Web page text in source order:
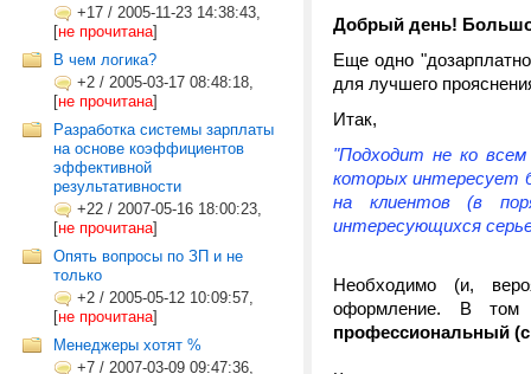
+17 / 2005-11-23 14:38:43,
[не прочитана]
В чем логика?
+2 / 2005-03-17 08:48:18,
[не прочитана]
Разработка системы зарплаты
на основе коэффициентов
эффективной
результативности
+22 / 2007-05-16 18:00:23,
[не прочитана]
Опять вопросы по ЗП и не
только
+2 / 2005-05-12 10:09:57,
[не прочитана]
Менеджеры хотят %
+7 / 2007-03-09 09:47:36,
Добрый день!
Еще одно
для лучшего
Итак,
"Подходит не ко
которых интересует
на клиентов (в
интересующихся
Необходимо (и,
оформление. В том
профессиональный